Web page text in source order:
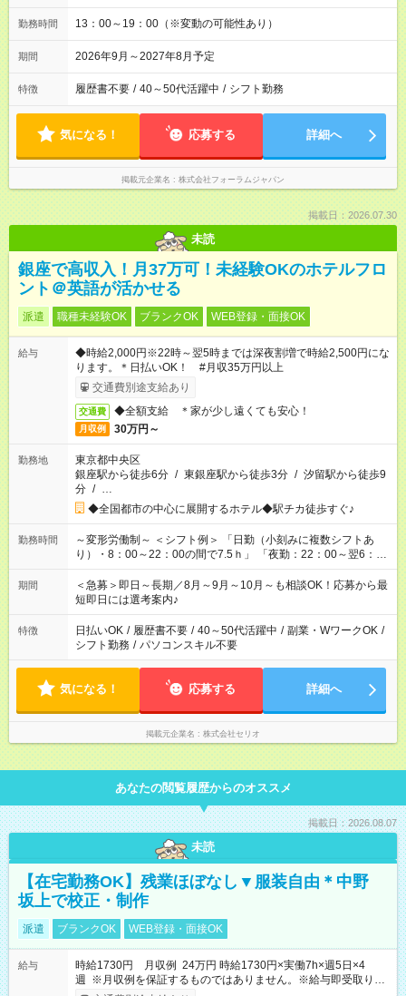
勤務時間 13：00～19：00（※変動の可能性あり）
期間 2026年9月～2027年8月予定
特徴 履歴書不要 / 40～50代活躍中 / シフト勤務
気になる！ 応募する 詳細へ
掲載元企業名 株式会社フォーラムジャパン
掲載日：2026.07.30
未読
銀座で高収入！月37万可！未経験OKのホテルフロ
ント＠英語が活かせる
派遣 職種未経験OK ブランクOK WEB登録・面接OK
給与
◆時給2,000円※22時～翌5時までは深夜割増で時給2,500円にな
ります。＊日払いOK！ #月収35万円以上
交通費別途支給あり
交通費 ◆全額支給 ＊家が少し遠くても安心！
月収例 30万円～
勤務地
東京都中央区
銀座駅から徒歩6分 / 東銀座駅から徒歩3分 / 汐留駅から徒歩9
分 / …
◆全国都市の中心に展開するホテル◆駅チカ徒歩すぐ♪
勤務時間
～変形労働制～ ＜シフト例＞ 「日勤（小刻みに複数シフトあ
り）・8：00～22：00の間で7.5ｈ」 「夜勤：22：00～翌6：
30 （実働7.5ｈ・休憩60分）」 「夜勤ロング： 16：00～翌9：
00（実働15ｈ・休憩120分）」
期間
＜急募＞即日～長期／8月～9月～10月～も相談OK！応募から最
短即日には選考案内♪
特徴 日払いOK / 履歴書不要 / 40～50代活躍中 / 副業・WワークOK /
シフト勤務 / パソコンスキル不要
気になる！ 応募する 詳細へ
掲載元企業名 株式会社セリオ
あなたの閲覧履歴からのオススメ
掲載日：2026.08.07
未読
【在宅勤務OK】残業ほぼなし▼服装自由＊中野
坂上で校正・制作
派遣 ブランクOK WEB登録・面接OK
給与
時給1730円 月収例 24万円 時給1730円×実働7h×週5日×4
週 ※月収例を保証するものではありません。※給与即受取りサ